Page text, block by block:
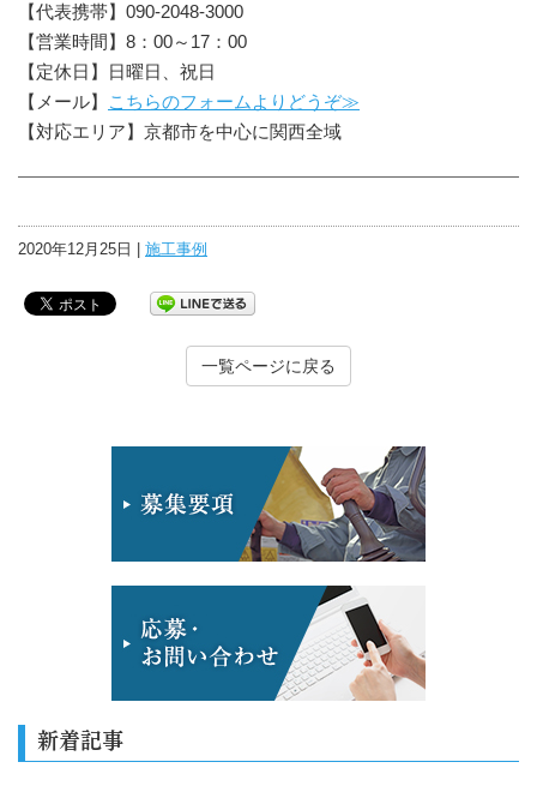
【代表携帯】090-2048-3000
【営業時間】8：00～17：00
【定休日】日曜日、祝日
【メール】
こちらのフォームよりどうぞ≫
【対応エリア】京都市を中心に関西全域
2020年12月25日 | 施工事例
一覧ページに戻る
新着記事